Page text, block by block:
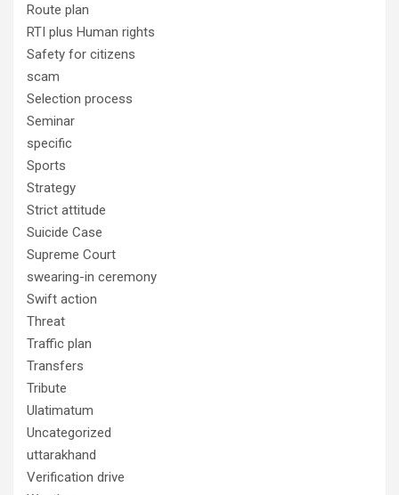
Route plan
RTI plus Human rights
Safety for citizens
scam
Selection process
Seminar
specific
Sports
Strategy
Strict attitude
Suicide Case
Supreme Court
swearing-in ceremony
Swift action
Threat
Traffic plan
Transfers
Tribute
Ulatimatum
Uncategorized
uttarakhand
Verification drive